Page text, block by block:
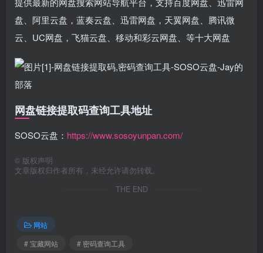
盘、阿里云盘，蓝奏云盘、迅雷网盘，天翼网盘、腾讯微
云、UC网盘，飞猫云盘、移动和彩云网盘、等十大网盘
网盘链接提取码查询工具地址
SOSO云盘： https://www.sosoyunpan.com/
© 版权声明
文章版权归作者所有，未经允许请勿转载。
THE END
网站
# 宝藏网站
# 密码查询工具